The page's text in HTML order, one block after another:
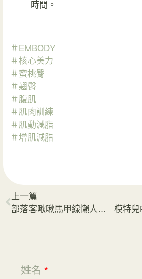
時間。
＃EMBODY
＃核心美力
＃蜜桃臀
＃翹臀
＃腹肌
＃肌肉訓練
＃肌動減脂
＃增肌減脂
上一篇
部落客啾啾馬甲線懶人養成術 躺著輕鬆運動練核心
姓名 *